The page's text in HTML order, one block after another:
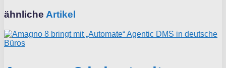
ähnliche Artikel